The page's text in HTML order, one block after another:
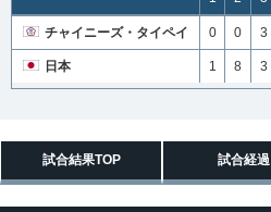
チャイニーズ・タイペイ 0 0 3
日本 1 8 3
試合結果TOP 試合経過